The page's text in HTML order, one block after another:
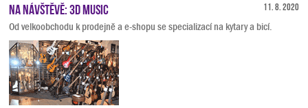
11. 8. 2020
Na návštěvě: 3D Music
Od velkoobchodu k prodejně a e-shopu se specializací na kytary a bicí.